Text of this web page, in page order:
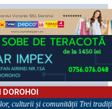
DOROHOI
culturii și comunității Trei